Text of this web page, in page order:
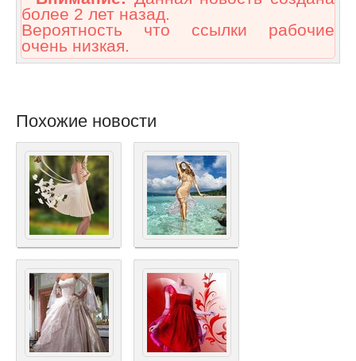
более 2 лет назад.
Вероятность что ссылки рабочие
очень низкая.
Похожие новости